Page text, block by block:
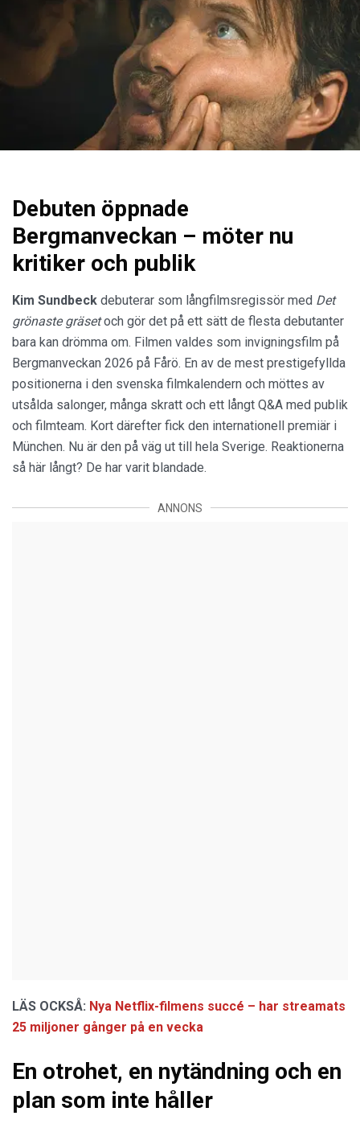
Debuten öppnade
Bergmanveckan – möter nu
kritiker och publik
Kim Sundbeck debuterar som långfilmsregissör med Det
grönaste gräsetoch gör det på ett sätt de flesta debutanter
bara kan drömma om. Filmen valdes som invigningsfilm på
Bergmanveckan 2026 på Fårö. En av de mest prestigefyllda
positionerna i den svenska filmkalendern och möttes av
utsålda salonger, många skratt och ett långt Q&A med publik
och filmteam. Kort därefter fick den internationell premiär i
München. Nu är den på väg ut till hela Sverige. Reaktionerna
så här långt? De har varit blandade.
ANNONS
LÄS OCKSÅ: Nya Netflix-filmens succé – har streamats
25 miljoner gånger på en vecka
En otrohet, en nytändning och en
plan som inte håller